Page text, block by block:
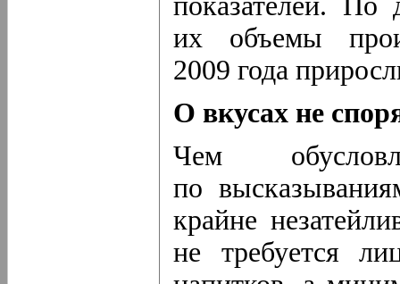
их объемы
2009 года
О вкусах не
Чем
по
крайне
не требуется